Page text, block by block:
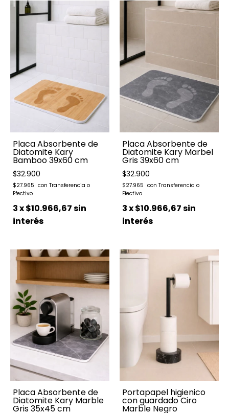
Placa Absorbente de
Diatomite Kary
Bamboo 39x60 cm
$32.900
$27.965
3x$10.966,67sin
interés
Placa Absorbente de
Diatomite Kary Marbel
Gris 39x60 cm
$32.900
$27.965
3x$10.966,67sin
interés
Placa Absorbente de
Diatomite Kary Marble
Gris 35x45 cm
Portapapel higienico
con guardado Ciro
Marble Negro